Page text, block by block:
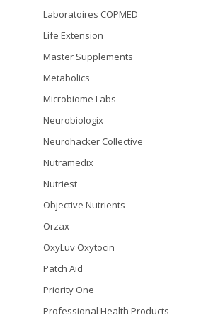
Laboratoires COPMED
Life Extension
Master Supplements
Metabolics
Microbiome Labs
Neurobiologix
Neurohacker Collective
Nutramedix
Nutriest
Objective Nutrients
Orzax
OxyLuv Oxytocin
Patch Aid
Priority One
Professional Health Products